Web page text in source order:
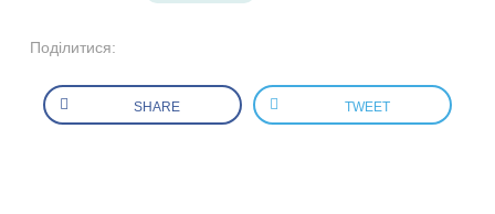
Поділитися:
SHARE TWEET